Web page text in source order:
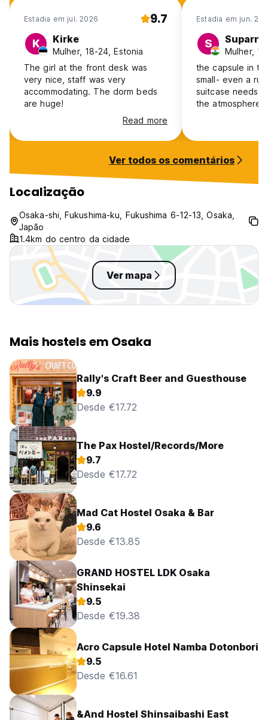
Estadia em jul. 2026 9.7
K Kirke
Mulher, 18-24, Estonia
The girl at the front desk was
very nice, staff was very
accommodating. The dorm beds
are huge!
Read more
Estadia em jun.
S Suparna
Mulher,
the capsule in
small- even a
suitcase needs
the atmosphere
in the dorm by
Ver todos os comentários
Localização
Osaka-shi, Fukushima-ku, Fukushima 6-12-13, Osaka,
Japão
1.4km do centro da cidade
Ver mapa
Mais hostels em Osaka
Rally's Craft Beer and Guesthouse
9.9
Desde €17.72
The Pax Hostel/Records/More
9.7
Desde €17.72
Mad Cat Hostel Osaka & Bar
9.6
Desde €13.85
GRAND HOSTEL LDK Osaka
Shinsekai
9.5
Desde €19.38
Acro Capsule Hotel Namba Dotonbori
9.5
Desde €16.61
&And Hostel Shinsaibashi East